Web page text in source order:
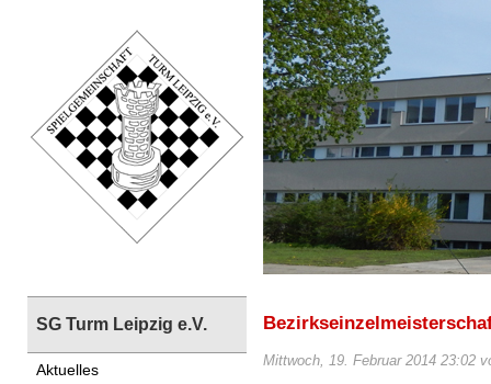
SG Turm Leipzig e.V.
Aktuelles
Mittwoch, 19. Februar 2014 23:02